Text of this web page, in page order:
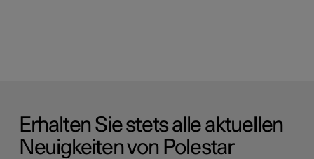
Erhalten Sie stets alle aktuellen
Neuigkeiten von Polestar